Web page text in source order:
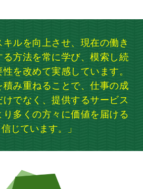
キルを向上させ、現在の働き
方法を常に学び、模索し続
を改めて実感しています。
積み重ねることで、仕事の成
でなく、提供するサービス
多くの方々に価値を届ける
じています。
」